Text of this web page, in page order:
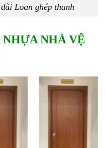
Loan ghép thanh
NHÀ VỆ